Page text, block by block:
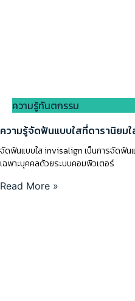
ความรู้ทันตกรรม
ความรู้จัดฟันแบบใสที่ดารานิยม
จัดฟันแบบใส invisalign เป็นการจัดฟัน
เฉพาะบุคคลด้วยระบบคอมพิวเตอร์
Read More »